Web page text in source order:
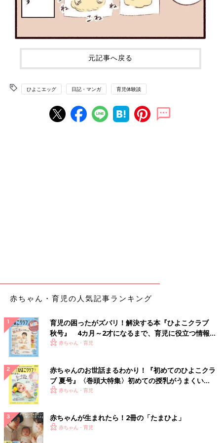
元記事へ戻る
ひよこエッグ 日記・マンガ 育児体験談
赤ちゃん・育児の人気記事ランキング
育児の困ったがズバリ！解決する本『ひよこクラブ
秋号』 4カ月～2才になるまで、育児に役立つ情報が
いっぱい！
赤ちゃん・育児
赤ちゃんのお世話まるわかり！『初めてのひよこクラ
ブ 夏号』〈巻頭大特集〉初めての授乳がうまくい
く！ おっぱい・ミルクの基本と夏のトラブル 解決テ
赤ちゃん・育児
赤ちゃんが生まれたら！2冊の「たまひよ」
赤ちゃん・育児